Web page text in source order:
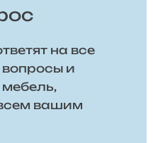
на все
и
вашим